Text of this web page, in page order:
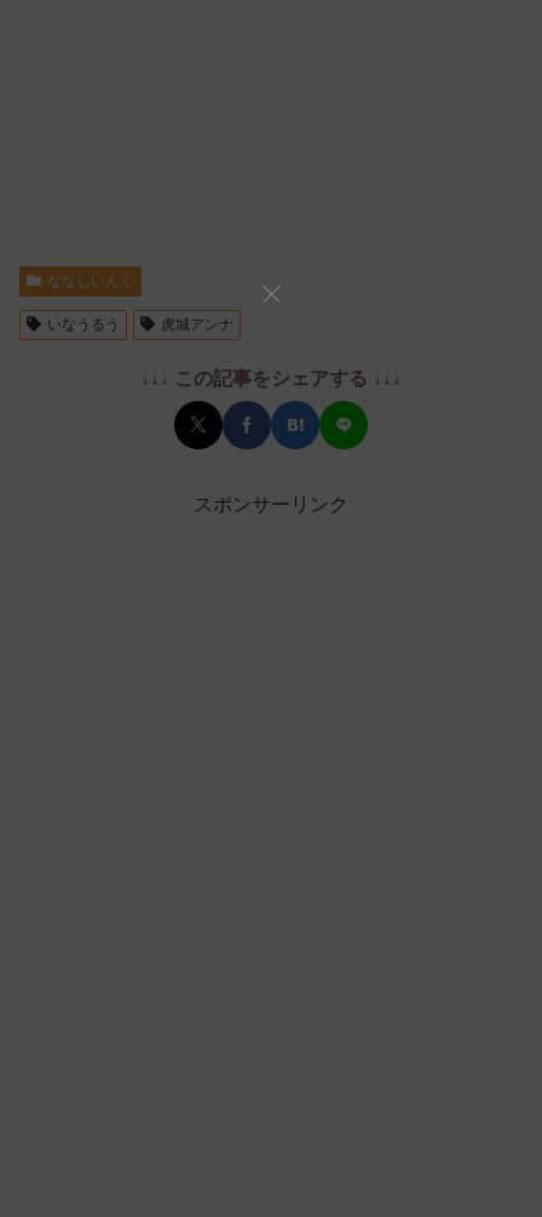
ななしいんく
いなうるう 虎城アンナ
↓↓↓ この記事をシェアする ↓↓↓
スポンサーリンク